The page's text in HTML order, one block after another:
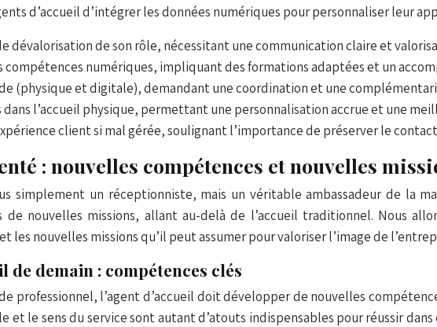
d’accueil d’intégrer les données numériques pour personnaliser leur
dévalorisation de son rôle, nécessitant une communication claire et
compétences numériques, impliquant des formations adaptées et un
(physique et digitale), demandant une coordination et une
l’accueil physique, permettant une personnalisation accrue et une
client si mal gérée, soulignant l’importance de préserver le
: nouvelles compétences et nouvelles
simplement un réceptionniste, mais un véritable ambassadeur de la
de nouvelles missions, allant au-delà de l’accueil traditionnel. Nous
les nouvelles missions qu’il peut assumer pour valoriser l’image de
de demain : compétences clés
professionnel, l’agent d’accueil doit développer de nouvelles
le sens du service sont autant d’atouts indispensables pour réussir